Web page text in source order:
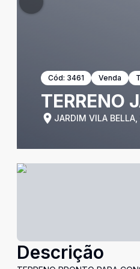
Cód: 3461 Venda
TERRENO
JARDIM VILA
Descrição